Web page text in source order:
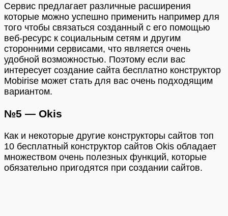
Сервис предлагает различные расширения
которые можно успешно применить например для
того чтобы связаться созданный с его помощью
веб-ресурс к социальным сетям и другим
сторонними сервисами, что является очень
удобной возможностью. Поэтому если вас
интересует создание сайта бесплатно конструктор
Mobirise может стать для вас очень подходящим
вариантом.
№5 — Okis
Как и некоторые другие конструкторы сайтов топ
10 бесплатный конструктор сайтов Okis обладает
множеством очень полезных функций, которые
обязательно пригодятся при создании сайтов.